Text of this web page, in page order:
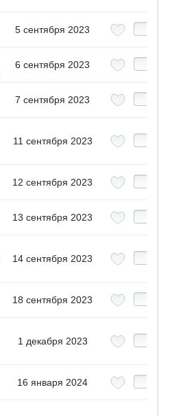
5 сентября 2023
6 сентября 2023
7 сентября 2023
11 сентября 2023
12 сентября 2023
13 сентября 2023
14 сентября 2023
18 сентября 2023
1 декабря 2023
16 января 2024